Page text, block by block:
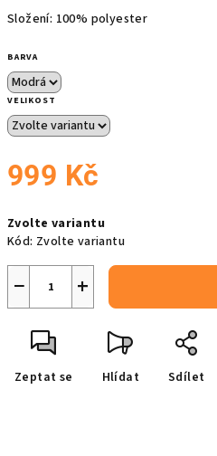
Složení: 100% polyester
BARVA
VELIKOST
999 Kč
cena:
Zvolte variantu
Kód: Zvolte variantu
+
−
Zeptat se Hlídat Sdílet